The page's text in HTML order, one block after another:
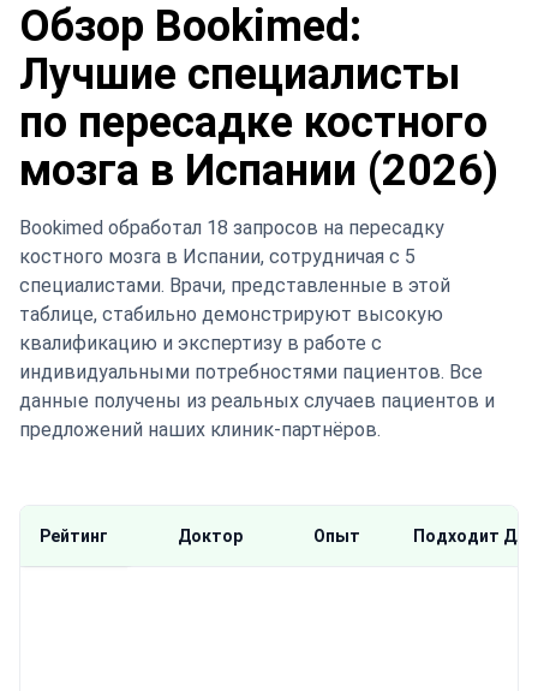
Обзор Bookimed:
Лучшие специалисты
по пересадке костного
мозга в Испании (2026)
Bookimed обработал 18 запросов на пересадку
костного мозга в Испании, сотрудничая с 5
специалистами. Врачи, представленные в этой
таблице, стабильно демонстрируют высокую
квалификацию и экспертизу в работе с
индивидуальными потребностями пациентов. Все
данные получены из реальных случаев пациентов и
предложений наших клиник-партнёров.
Рейтинг Доктор Опыт Подходит Для